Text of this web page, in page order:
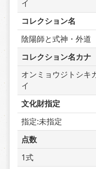
イ
コレクション名
陰陽師と式神・外道
コレクション名カナ
オンミョウジトシキ
イ
文化財指定
指定:未指定
点数
1式